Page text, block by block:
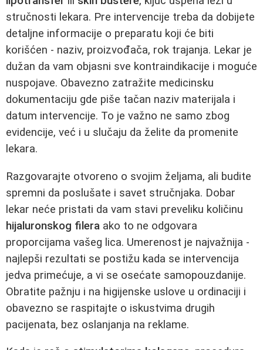
stručnosti lekara. Pre intervencije treba da dobijete
detaljne informacije o preparatu koji će biti
korišćen - naziv, proizvođača, rok trajanja. Lekar je
dužan da vam objasni sve kontraindikacije i moguće
nuspojave. Obavezno zatražite medicinsku
dokumentaciju gde piše tačan naziv materijala i
datum intervencije. To je važno ne samo zbog
evidencije, već i u slučaju da želite da promenite
lekara.
Razgovarajte otvoreno o svojim željama, ali budite
spremni da poslušate i savet stručnjaka. Dobar
lekar neće pristati da vam stavi preveliku količinu
hijaluronskog filera ako to ne odgovara
proporcijama vašeg lica. Umerenost je najvažnija -
najlepši rezultati se postižu kada se intervencija
jedva primećuje, a vi se osećate samopouzdanije.
Obratite pažnju i na higijenske uslove u ordinaciji i
obavezno se raspitajte o iskustvima drugih
pacijenata, bez oslanjanja na reklame.